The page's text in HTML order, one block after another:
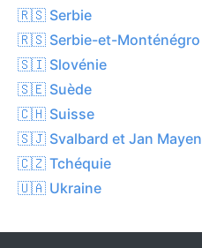
🇷🇸 Serbie
🇷🇸 Serbie-et-Monténégro
🇸🇮 Slovénie
🇸🇪 Suède
🇨🇭 Suisse
🇸🇯 Svalbard et Jan Mayen
🇨🇿 Tchéquie
🇺🇦 Ukraine